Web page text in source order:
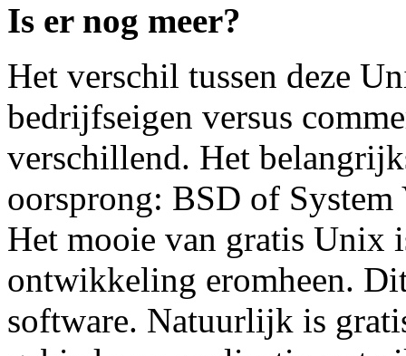
Is er nog meer?
Het verschil tussen deze
bedrijfseigen versus
verschillend. Het
oorsprong: BSD of System
Het mooie van gratis Unix
ontwikkeling eromheen.
software. Natuurlijk is